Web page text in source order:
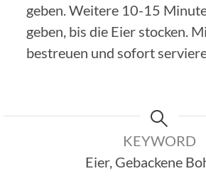
geben. Weitere 10-15
geben, bis die Eier stocken.
bestreuen und sofort
KEYWORD
Eier, Gebackene